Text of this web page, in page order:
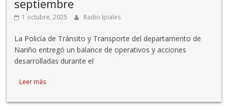
septiembre
1 octubre, 2025 Radio Ipiales
La Policía de Tránsito y Transporte del departamento de
Nariño entregó un balance de operativos y acciones
desarrolladas durante el
Leer más